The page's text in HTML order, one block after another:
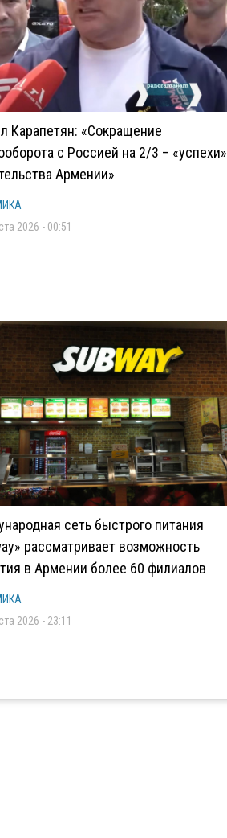
Карапетян: «Сокращение
с Россией на 2/3 – «успехи»
Армении»
2026 - 00:51
сеть быстрого питания
рассматривает возможность
в Армении более 60 филиалов
2026 - 23:11